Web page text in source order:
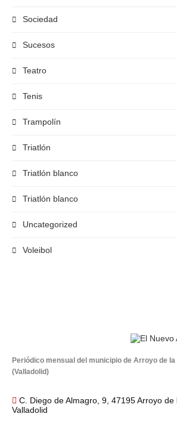
Sociedad
Sucesos
Teatro
Tenis
Trampolín
Triatlón
Triatlón blanco
Triatlón blanco
Uncategorized
Voleibol
Periódico mensual del municipio de Arroyo de
(Valladolid)
C. Diego de Almagro, 9, 47195 Arroyo de
Valladolid